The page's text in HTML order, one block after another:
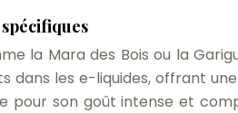
la Mara des Bois ou la
dans les e-liquides, offrant
pour son goût intense et